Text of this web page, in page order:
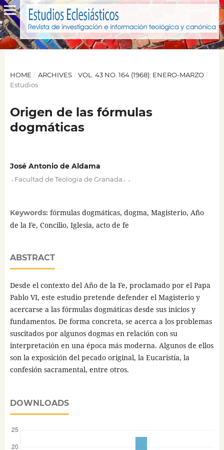
HOME / ARCHIVES / VOL. 43 NO. 164 (1968): ENERO-MARZO /
Estudios
Origen de las fórmulas
dogmáticas
José Antonio de Aldama
Facultad de Teología de Granada
Keywords: fórmulas dogmáticas, dogma, Magisterio, Año
de la Fe, Concilio, Iglesia, acto de fe
ABSTRACT
Desde el contexto del Año de la Fe, proclamado por el Papa
Pablo VI, este estudio pretende defender el Magisterio y
acercarse a las fórmulas dogmáticas desde sus inicios y
fundamentos. De forma concreta, se acerca a los problemas
suscitados por algunos dogmas en relación con su
interpretación en una época más moderna. Algunos de ellos
son la exposición del pecado original, la Eucaristía, la
confesión sacramental, entre otros.
DOWNLOADS